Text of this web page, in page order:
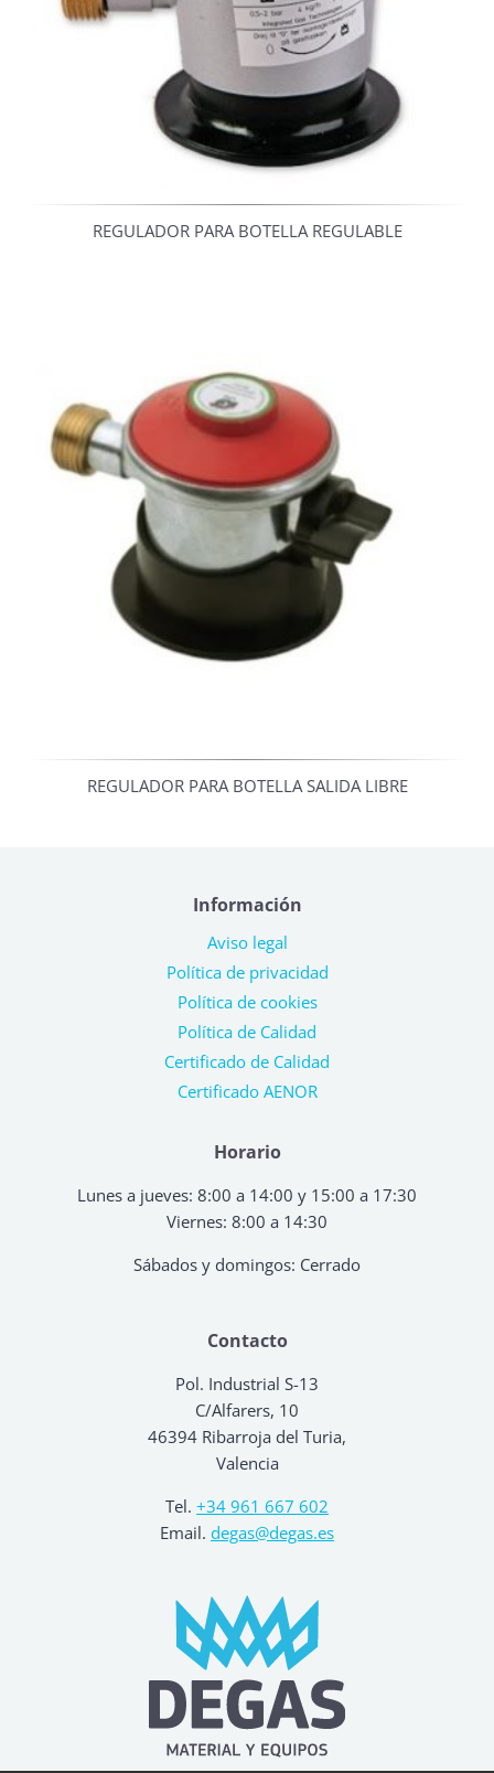
REGULADOR PARA BOTELLA REGULABLE
REGULADOR PARA BOTELLA SALIDA LIBRE
Contacto
Pol. Industrial S-13
C/Alfarers, 10
46394 Ribarroja del Turia,
Valencia
Tel. +34 961 667 602
Email. degas@degas.es
Horario
Lunes a jueves: 8:00 a 14:00 y 15:00 a 17:30
Viernes: 8:00 a 14:30
Sábados y domingos: Cerrado
Información
Aviso legal
Política de privacidad
Política de cookies
Política de Calidad
Certificado de Calidad
Certificado AENOR